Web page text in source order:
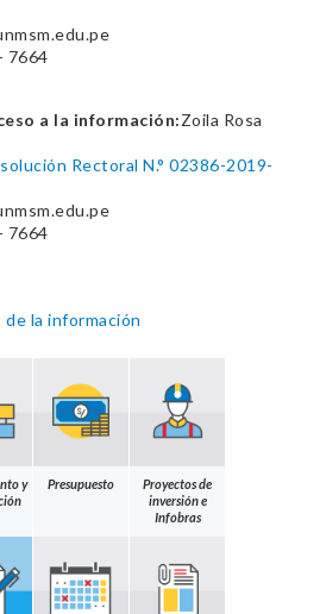
7664
a la información:Zoila Rosa
Rectoral N.° 02386-2019-
7664
la información
y
Presupuesto
Proyectos de
inversión e
Infobras